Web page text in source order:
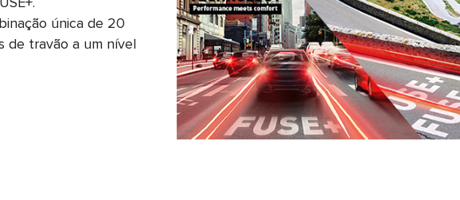
única de 20
de travão a um nível